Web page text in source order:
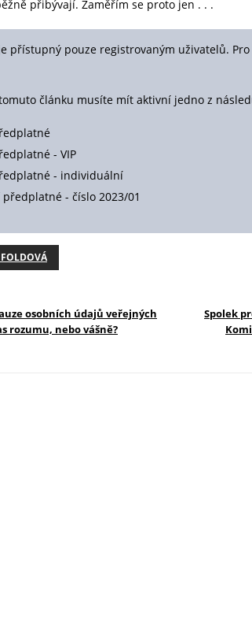
přibývají. Zaměřím se proto jen . . .
přístupný pouze registrovaným uživatelů.
článku musíte mít aktivní jedno z
- VIP
- individuální
- číslo 2023/01
osobních údajů veřejných
rozumu, nebo vášně?
Spolek